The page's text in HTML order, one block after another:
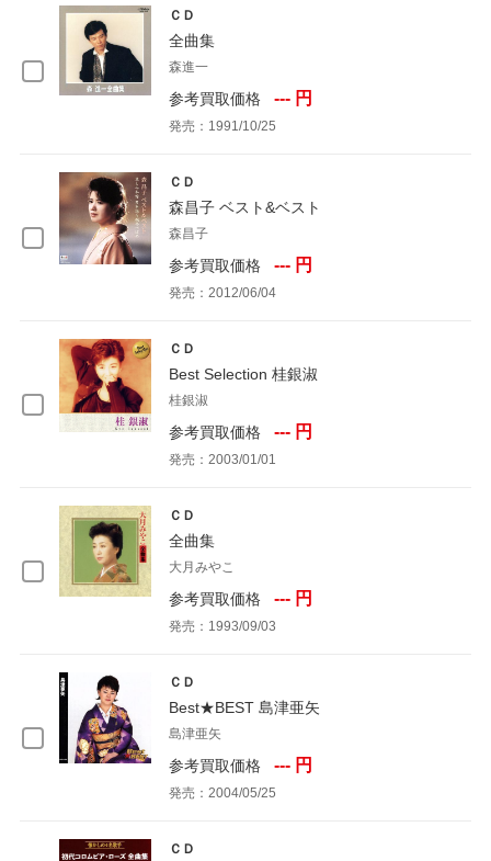
ＣＤ
全曲集
森進一
参考買取価格 --- 円
発売：1991/10/25
ＣＤ
森昌子 ベスト&ベスト
森昌子
参考買取価格 --- 円
発売：2012/06/04
ＣＤ
Best Selection 桂銀淑
桂銀淑
参考買取価格 --- 円
発売：2003/01/01
ＣＤ
全曲集
大月みやこ
参考買取価格 --- 円
発売：1993/09/03
ＣＤ
Best★BEST 島津亜矢
島津亜矢
参考買取価格 --- 円
発売：2004/05/25
ＣＤ